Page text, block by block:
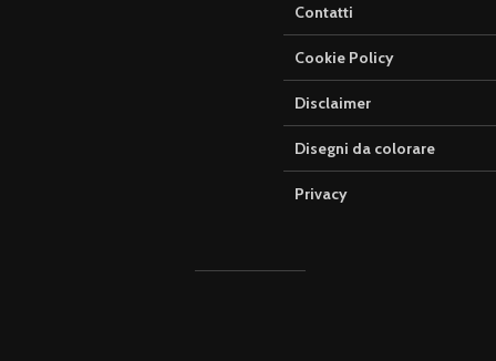
Contatti
Cookie Policy
Disclaimer
Disegni da colorare
Privacy